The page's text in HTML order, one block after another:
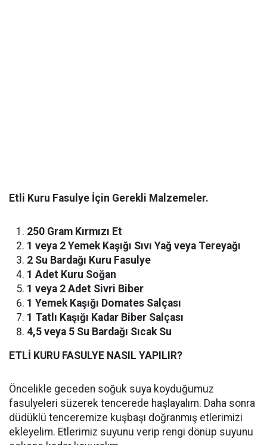
Etli Kuru Fasulye İçin Gerekli Malzemeler.
250 Gram Kırmızı Et
1 veya 2 Yemek Kaşığı Sıvı Yağ veya Tereyağı
2 Su Bardağı Kuru Fasulye
1 Adet Kuru Soğan
1 veya 2 Adet Sivri Biber
1 Yemek Kaşığı Domates Salçası
1 Tatlı Kaşığı Kadar Biber Salçası
4,5 veya 5 Su Bardağı Sıcak Su
ETLİ KURU FASULYE NASIL YAPILIR?
Öncelikle geceden soğuk suya koyduğumuz
fasulyeleri süzerek tencerede haşlayalım. Daha sonra
düdüklü tenceremize kuşbaşı doğranmış etlerimizi
ekleyelim. Etlerimiz suyunu verip rengi dönüp suyunu